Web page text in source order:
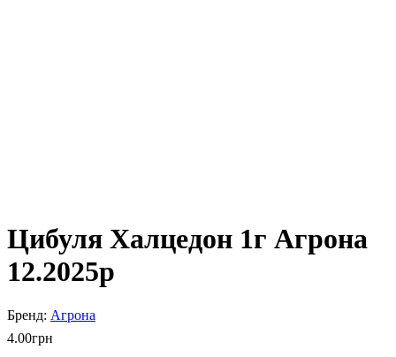
Цибуля Халцедон 1г Агрона
12.2025р
Агрона
4.00грн